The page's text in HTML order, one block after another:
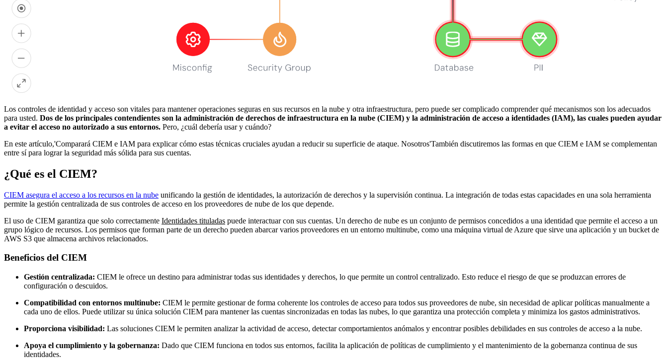
Los controles de identidad y acceso son vitales para mantener operaciones seguras en sus recursos en la nube y otra infraestructura, pero puede ser complicado comprender qué mecanismos son los adecuados
para usted. Dos de los principales contendientes son la administración de derechos de infraestructura en la nube (CIEM) y la administración de acceso a identidades (IAM), las cuales pueden ayudar
a evitar el acceso no autorizado a sus entornos. Pero, ¿cuál debería usar y cuándo?
En este artículo,'Comparará CIEM e IAM para explicar cómo estas técnicas cruciales ayudan a reducir su superficie de ataque. Nosotros'También discutiremos las formas en que CIEM e IAM se complementan
entre sí para lograr la seguridad más sólida para sus cuentas.
¿Qué es el CIEM?
CIEM asegura el acceso a los recursos en la nube unificando la gestión de identidades, la autorización de derechos y la supervisión continua. La integración de todas estas capacidades en una sola herramienta
permite la gestión centralizada de sus controles de acceso en los proveedores de nube de los que depende.
El uso de CIEM garantiza que solo correctamente Identidades tituladas puede interactuar con sus cuentas. Un derecho de nube es un conjunto de permisos concedidos a una identidad que permite el acceso a un
grupo lógico de recursos. Los permisos que forman parte de un derecho pueden abarcar varios proveedores en un entorno multinube, como una máquina virtual de Azure que sirve una aplicación y un bucket de
AWS S3 que almacena archivos relacionados.
Beneficios del CIEM
Gestión centralizada: CIEM le ofrece un destino para administrar todas sus identidades y derechos, lo que permite un control centralizado. Esto reduce el riesgo de que se produzcan errores de
configuración o descuidos.
Compatibilidad con entornos multinube: CIEM le permite gestionar de forma coherente los controles de acceso para todos sus proveedores de nube, sin necesidad de aplicar políticas manualmente a
cada uno de ellos. Puede utilizar su única solución CIEM para mantener las cuentas sincronizadas en todas las nubes, lo que garantiza una protección completa y minimiza los gastos administrativos.
Proporciona visibilidad: Las soluciones CIEM le permiten analizar la actividad de acceso, detectar comportamientos anómalos y encontrar posibles debilidades en sus controles de acceso a la nube.
Apoya el cumplimiento y la gobernanza: Dado que CIEM funciona en todos sus entornos, facilita la aplicación de políticas de cumplimiento y el mantenimiento de la gobernanza continua de sus
identidades.